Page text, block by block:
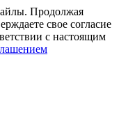
Продолжая
свое согласие
с настоящим